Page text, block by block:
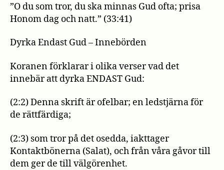
”O du som tror, du ska minnas Gud ofta; prisa
Honom dag och natt.” (33:41)
Dyrka Endast Gud – Innebörden
Koranen förklarar i olika verser vad det
innebär att dyrka ENDAST Gud:
(2:2) Denna skrift är ofelbar; en ledstjärna för
de rättfärdiga;
(2:3) som tror på det osedda, iakttager
Kontaktbönerna (Salat), och från våra gåvor till
dem ger de till välgörenhet.